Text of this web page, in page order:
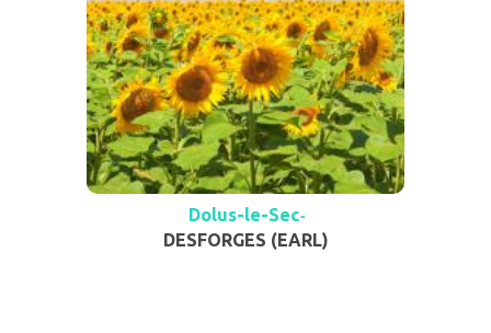
Dolus-le-Sec-
DESFORGES (EARL)